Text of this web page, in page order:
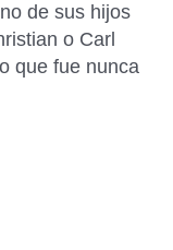
de sus hijos
o Carl
que fue nunca